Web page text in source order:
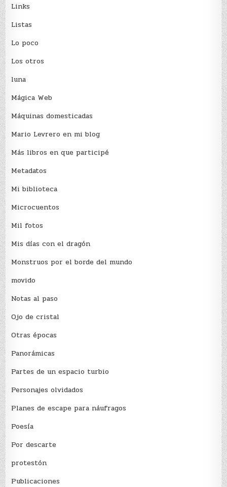
Links
Listas
Lo poco
Los otros
luna
Mágica Web
Máquinas domesticadas
Mario Levrero en mi blog
Más libros en que participé
Metadatos
Mi biblioteca
Microcuentos
Mil fotos
Mis días con el dragón
Monstruos por el borde del mundo
movido
Notas al paso
Ojo de cristal
Otras épocas
Panorámicas
Partes de un espacio turbio
Personajes olvidados
Planes de escape para náufragos
Poesía
Por descarte
protestón
Publicaciones